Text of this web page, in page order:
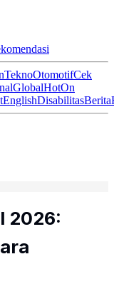
TeknoOtomotifCek
GlobalHotOn
EnglishDisabilitasBerita
2026: